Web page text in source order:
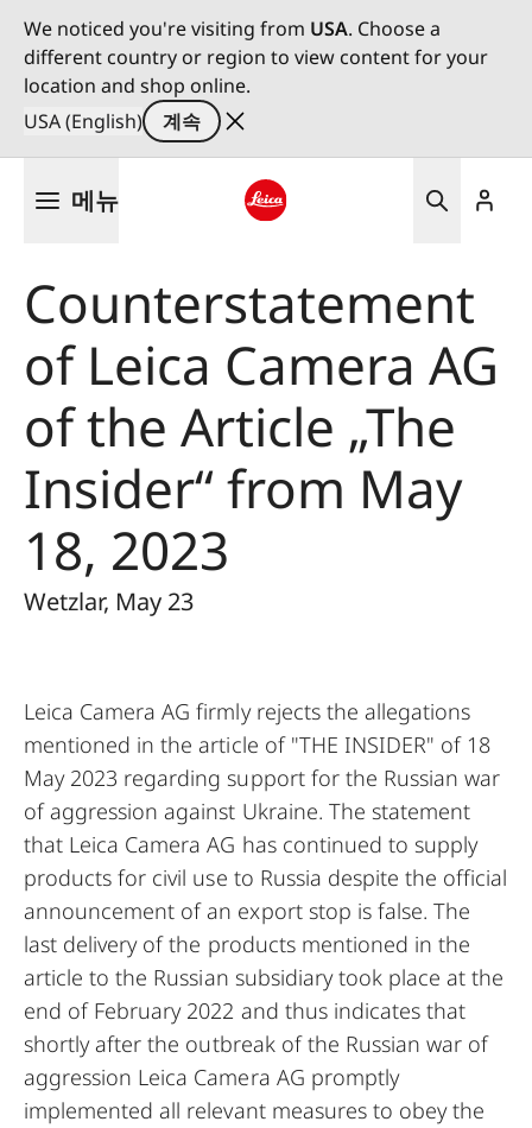
We noticed you're visiting from USA. Choose a
different country or region to view content for your
location and shop online.
USA (English)
계속
메뉴
Counterstatement
of Leica Camera AG
of the Article „The
Insider“ from May
18, 2023
Wetzlar, May 23
Leica Camera AG firmly rejects the allegations
mentioned in the article of "THE INSIDER" of 18
May 2023 regarding support for the Russian war
of aggression against Ukraine. The statement
that Leica Camera AG has continued to supply
products for civil use to Russia despite the official
announcement of an export stop is false. The
last delivery of the products mentioned in the
article to the Russian subsidiary took place at the
end of February 2022 and thus indicates that
shortly after the outbreak of the Russian war of
aggression Leica Camera AG promptly
implemented all relevant measures to obey the